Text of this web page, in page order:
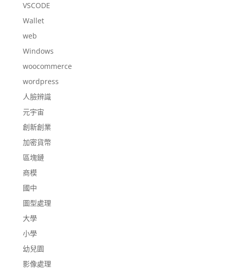
VSCODE
Wallet
web
Windows
woocommerce
wordpress
人臉辨識
元宇宙
創新創業
加密貨幣
區塊鏈
商模
國中
圖型處理
大學
小學
幼兒園
影像處理